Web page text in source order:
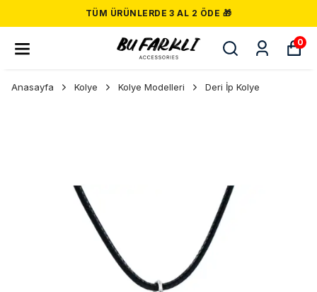
TÜM ÜRÜNLERDE 3 AL 2 ÖDE 🎁
0
Anasayfa Kolye Kolye Modelleri Deri İp Kolye